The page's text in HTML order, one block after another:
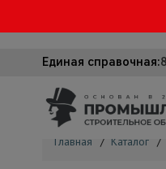
Единая справочная:
Главная / Каталог /